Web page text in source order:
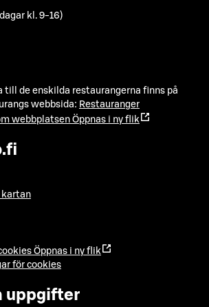
kl. 9-16)
till de enskilda restaurangerna finns på
webbsida: Restauranger
webbplatsen Öppnas i ny flik
kartan
Öppnas i ny flik
för cookies
uppgifter